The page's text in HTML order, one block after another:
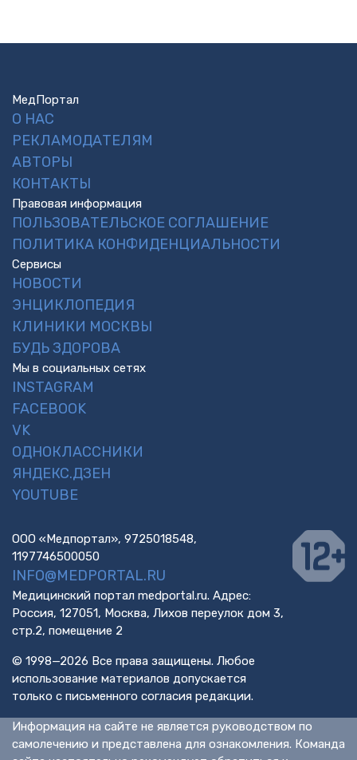
МедПортал
О НАС
РЕКЛАМОДАТЕЛЯМ
АВТОРЫ
КОНТАКТЫ
Правовая информация
ПОЛЬЗОВАТЕЛЬСКОЕ СОГЛАШЕНИЕ
ПОЛИТИКА КОНФИДЕНЦИАЛЬНОСТИ
Сервисы
НОВОСТИ
ЭНЦИКЛОПЕДИЯ
КЛИНИКИ МОСКВЫ
БУДЬ ЗДОРОВА
Мы в социальных сетях
INSTAGRAM
FACEBOOK
VK
ОДНОКЛАССНИКИ
ЯНДЕКС.ДЗЕН
YOUTUBE
ООО «Медпортал», 9725018548,
1197746500050
INFO@MEDPORTAL.RU
Медицинский портал medportal.ru. Адрес:
Россия, 127051, Москва, Лихов переулок дом 3,
стр.2, помещение 2
© 1998—2026 Все права защищены. Любое
использование материалов допускается
только с письменного согласия редакции.
Информация на сайте не является руководством по
самолечению и представлена для ознакомления. Команда